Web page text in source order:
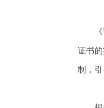
《试
证书
制，